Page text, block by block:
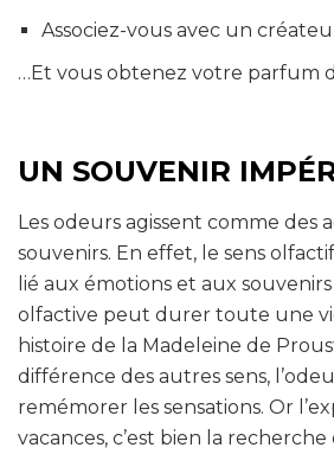
Associez-vous avec un
…Et vous obtenez votre parfum
UN SOUVENIR
Les odeurs agissent comme des
souvenirs. En effet, le sens
lié aux émotions et aux
olfactive peut durer toute une
histoire de la Madeleine de
différence des autres sens,
remémorer les sensations. Or
vacances, c’est bien la recherche